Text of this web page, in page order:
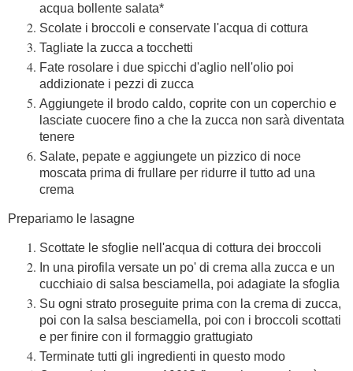
acqua bollente salata*
Scolate i broccoli e conservate l'acqua di cottura
Tagliate la zucca a tocchetti
Fate rosolare i due spicchi d'aglio nell'olio poi
addizionate i pezzi di zucca
Aggiungete il brodo caldo, coprite con un coperchio e
lasciate cuocere fino a che la zucca non sarà diventata
tenere
Salate, pepate e aggiungete un pizzico di noce
moscata prima di frullare per ridurre il tutto ad una
crema
Prepariamo le lasagne
Scottate le sfoglie nell'acqua di cottura dei broccoli
In una pirofila versate un po' di crema alla zucca e un
cucchiaio di salsa besciamella, poi adagiate la sfoglia
Su ogni strato proseguite prima con la crema di zucca,
poi con la salsa besciamella, poi con i broccoli scottati
e per finire con il formaggio grattugiato
Terminate tutti gli ingredienti in questo modo